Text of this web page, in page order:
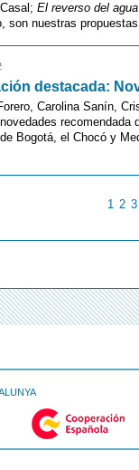
El reverso del agua
son nuestras
destacada:
Carolina Sanín,
Bogotá, el Chocó y
1 2 3